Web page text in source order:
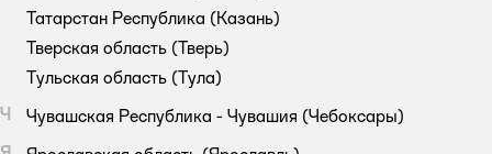
Татарстан Республика (Казань)
Тверская область (Тверь)
Тульская область (Тула)
Ч
Чувашская Республика - Чувашия (Чебоксары)